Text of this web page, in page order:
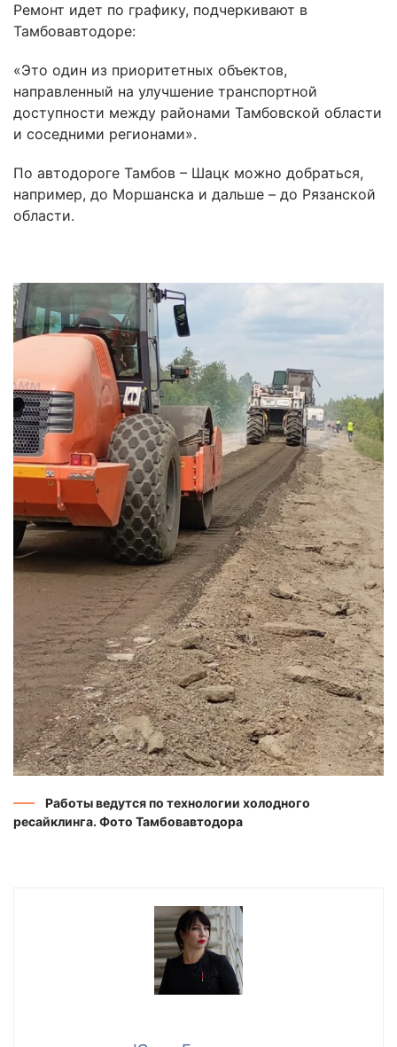
Ремонт идет по графику, подчеркивают в
Тамбовавтодоре:
«Это один из приоритетных объектов,
направленный на улучшение транспортной
доступности между районами Тамбовской области
и соседними регионами».
По автодороге Тамбов – Шацк можно добраться,
например, до Моршанска и дальше – до Рязанской
области.
Работы ведутся по технологии холодного
ресайклинга. Фото Тамбовавтодора